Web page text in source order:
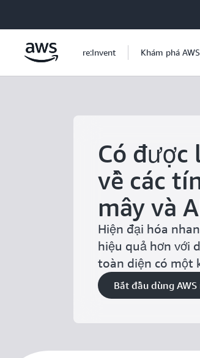
re:Invent Khám phá AWS
Có được
về các
mây và
Hiện đại hóa
hiệu quả hơn với
toàn diện có một
Bắt đầu dùng